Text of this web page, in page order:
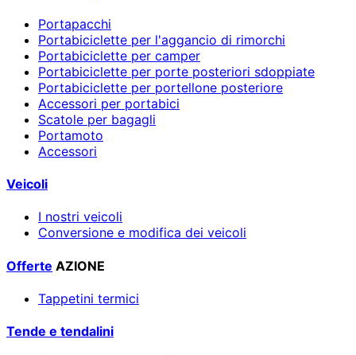
Portapacchi
Portabiciclette per l'aggancio di rimorchi
Portabiciclette per camper
Portabiciclette per porte posteriori sdoppiate
Portabiciclette per portellone posteriore
Accessori per portabici
Scatole per bagagli
Portamoto
Accessori
Veicoli
I nostri veicoli
Conversione e modifica dei veicoli
Offerte AZIONE
Tappetini termici
Tende e tendalini